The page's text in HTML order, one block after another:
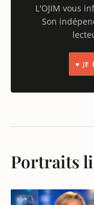
L'OJIM vous
Son
♥ JE
Portraits